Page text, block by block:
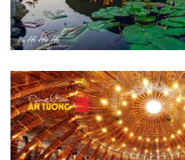
越
南
LOCAL
行
社